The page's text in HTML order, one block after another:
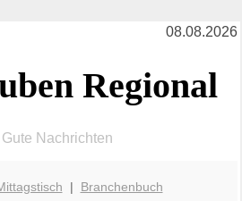
08.08.2026
Regional
Gute Nachrichten
| Branchenbuch